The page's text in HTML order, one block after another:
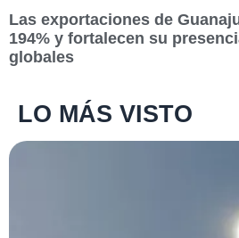
Las exportaciones de
194% y fortalecen su
globales
LO MÁS VISTO